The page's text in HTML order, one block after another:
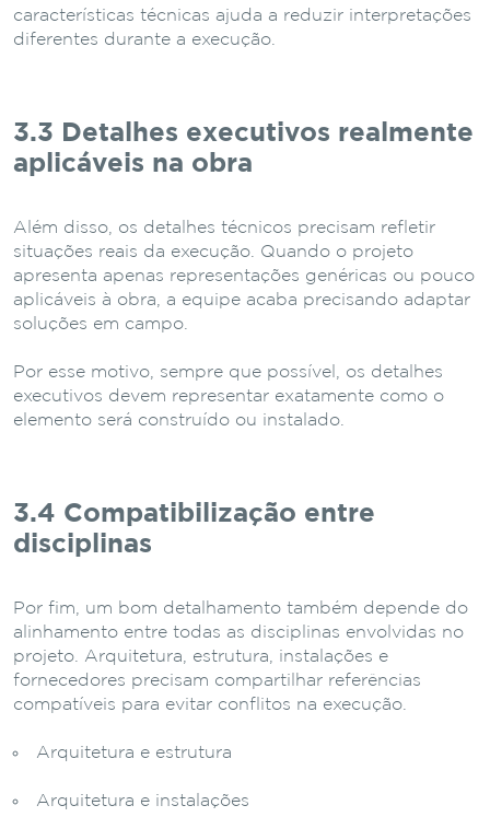
características técnicas ajuda a reduzir interpretações
diferentes durante a execução.
3.3 Detalhes executivos realmente
aplicáveis na obra
Além disso, os detalhes técnicos precisam refletir
situações reais da execução. Quando o projeto
apresenta apenas representações genéricas ou pouco
aplicáveis à obra, a equipe acaba precisando adaptar
soluções em campo.
Por esse motivo, sempre que possível, os detalhes
executivos devem representar exatamente como o
elemento será construído ou instalado.
3.4 Compatibilização entre
disciplinas
Por fim, um bom detalhamento também depende do
alinhamento entre todas as disciplinas envolvidas no
projeto. Arquitetura, estrutura, instalações e
fornecedores precisam compartilhar referências
compatíveis para evitar conflitos na execução.
Arquitetura e estrutura
Arquitetura e instalações